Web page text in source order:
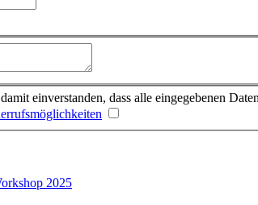
einverstanden, dass alle eingegebenen
2025